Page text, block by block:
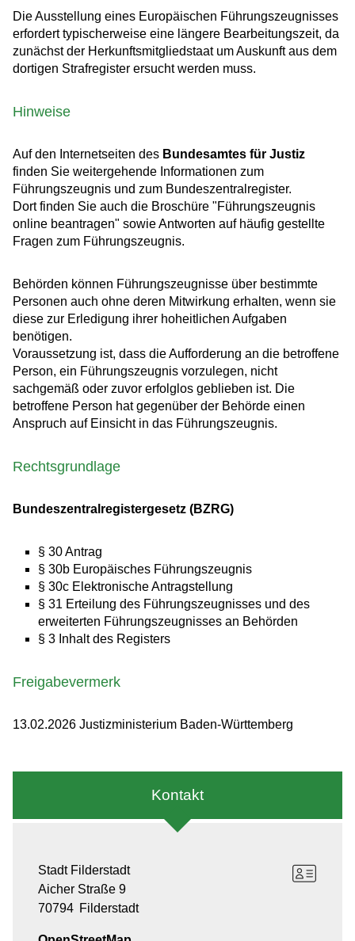
Die Ausstellung eines Europäischen Führungszeugnisses
erfordert typischerweise eine längere Bearbeitungszeit, da
zunächst der Herkunftsmitgliedstaat um Auskunft aus dem
dortigen Strafregister ersucht werden muss.
Hinweise
Auf den Internetseiten des Bundesamtes für Justiz
finden Sie weitergehende Informationen zum
Führungszeugnis und zum Bundeszentralregister.
Dort finden Sie auch die Broschüre "Führungszeugnis
online beantragen" sowie Antworten auf häufig gestellte
Fragen zum Führungszeugnis.
Behörden können Führungszeugnisse über bestimmte
Personen auch ohne deren Mitwirkung erhalten, wenn sie
diese zur Erledigung ihrer hoheitlichen Aufgaben
benötigen.
Voraussetzung ist, dass die Aufforderung an die betroffene
Person, ein Führungszeugnis vorzulegen, nicht
sachgemäß oder zuvor erfolglos geblieben ist. Die
betroffene Person hat gegenüber der Behörde einen
Anspruch auf Einsicht in das Führungszeugnis.
Rechtsgrundlage
Bundeszentralregistergesetz (BZRG)
§ 30 Antrag
§ 30b Europäisches Führungszeugnis
§ 30c Elektronische Antragstellung
§ 31 Erteilung des Führungszeugnisses und des
erweiterten Führungszeugnisses an Behörden
§ 3 Inhalt des Registers
Freigabevermerk
13.02.2026 Justizministerium Baden-Württemberg
Kontakt
Stadt Filderstadt
Aicher Straße 9
70794 Filderstadt